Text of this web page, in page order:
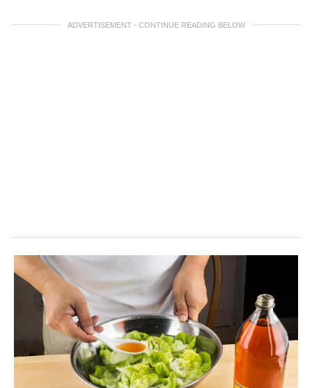
ADVERTISEMENT - CONTINUE READING BELOW